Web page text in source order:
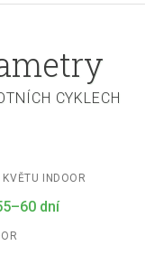
CYKLECH
KVĚTU INDOOR
dní